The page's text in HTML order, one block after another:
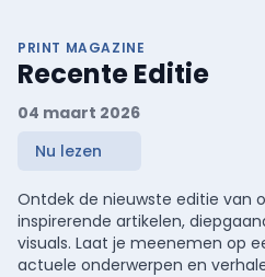
PRINT MAGAZINE
Recente Editie
04 maart 2026
Nu lezen
Ontdek de nieuwste editie van
inspirerende artikelen,
visuals. Laat je meenemen op
actuele onderwerpen en